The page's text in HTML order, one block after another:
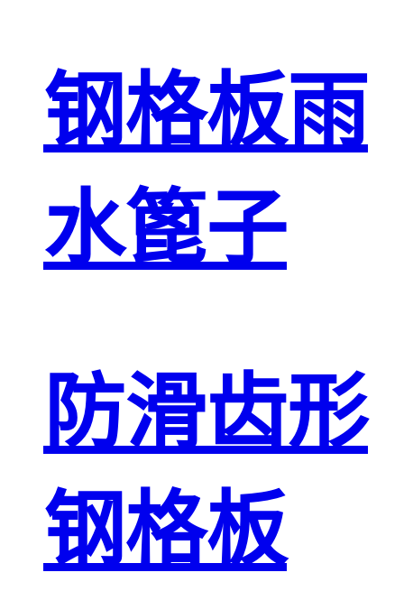
钢格板雨
水篦子
防滑齿形
钢格板